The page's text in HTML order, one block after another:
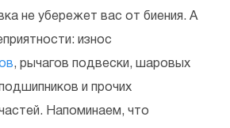
не убережет вас от биения. А
износ
, рычагов подвески, шаровых
и прочих
Напоминаем, что